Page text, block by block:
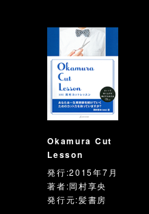
Okamura Cut
Lesson
発行:2015年7月
著者:岡村享央
発行元:髪書房